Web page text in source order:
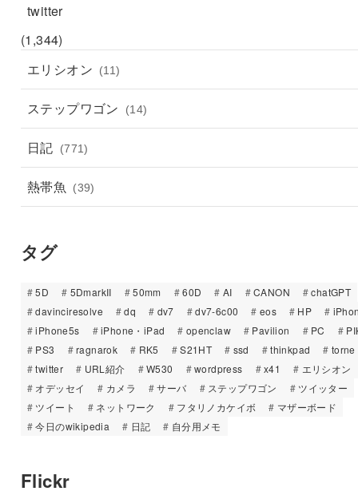
twitter
(1,344)
エリシオン
(11)
ステップワゴン (14)
日記 (771)
熱帯魚 (39)
タグ
5D 5DmarkII 50mm 60D AI CANON
chatGPT
davinciresolve
dq dv7 dv7-6c00 eos HP
iPhone5s
iPhone・iPad openclaw Pavilion PC
PS3
ragnarok RK5 S21HT ssd thinkpad
torne
twitter
URL紹介 W530 wordpress x41
エリシオン
オデッセイ
カメラ サーバ ステップワゴン
ツイッター
ツイート
ネットワーク フタリノカケイボ
マザーボード
今日のwikipedia
日記 自分用メモ
Flickr